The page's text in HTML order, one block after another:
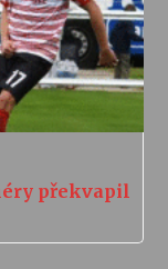
překvapil